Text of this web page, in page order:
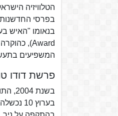
המשפיעים
פרשת דודו